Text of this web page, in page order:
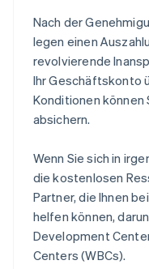
Nach der
legen einen
revolvierende
Ihr Geschäftskonto
Konditionen können
absichern.
Wenn Sie sich in
die kostenlosen
Partner, die Ihnen
helfen können,
Development
Centers (WBCs).